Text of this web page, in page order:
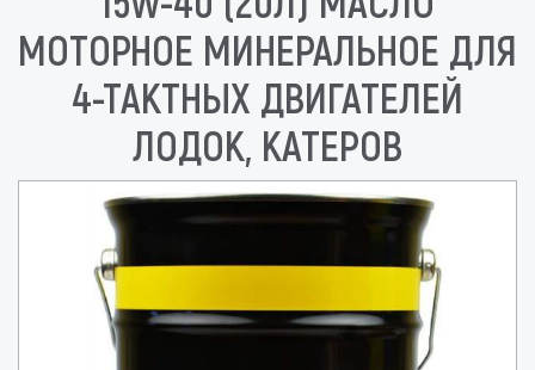
МОТОРНОЕ МИНЕРАЛЬНОЕ ДЛЯ
4-ТАКТНЫХ ДВИГАТЕЛЕЙ
ЛОДОК, КАТЕРОВ